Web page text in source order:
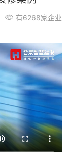
有6268家企业